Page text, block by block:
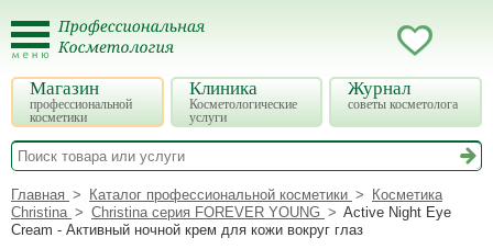
Магазин
профессиональной
косметики
Клиника
Косметологические
услуги
Журнал
советы косметолога
Главная Каталог профессиональной косметики
Косметика
Christina
Christina серия FOREVER YOUNG
Active Night Eye
Cream - Активный ночной крем для кожи вокруг глаз